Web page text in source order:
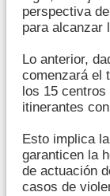
perspectiva
para alcanzar
Lo anterior,
comenzará el
los 15
itinerantes
Esto implica
garanticen la
de actuación
casos de